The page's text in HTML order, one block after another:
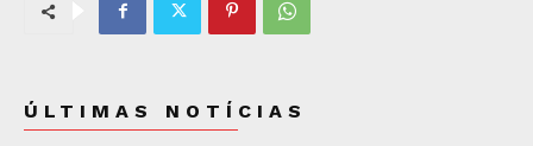
ÚLTIMAS NOTÍCIAS